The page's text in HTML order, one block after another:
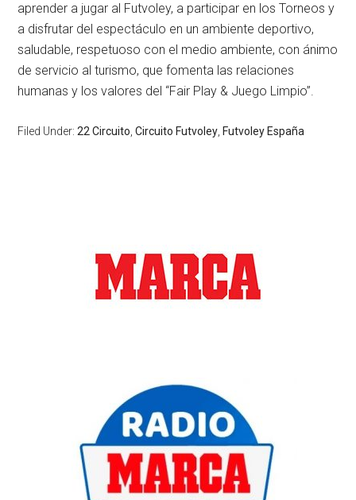
aprender a jugar al Futvoley, a participar en los Torneos y
a disfrutar del espectáculo en un ambiente deportivo,
saludable, respetuoso con el medio ambiente, con ánimo
de servicio al turismo, que fomenta las relaciones
humanas y los valores del “Fair Play & Juego Limpio”.
Filed Under:22 Circuito ,Circuito Futvoley Futvoley España